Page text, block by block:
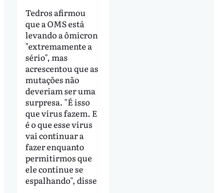
Tedros afirmou
que a OMS está
levando a ômicron
"extremamente a
sério", mas
acrescentou que as
mutações não
deveriam ser uma
surpresa. "É isso
que vírus fazem. E
é o que esse vírus
vai continuar a
fazer enquanto
permitirmos que
ele continue se
espalhando", disse